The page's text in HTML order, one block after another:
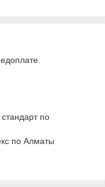
по
по Алматы